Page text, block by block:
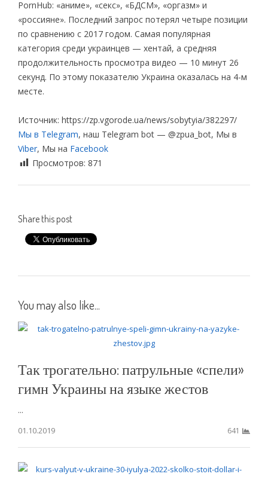
PornHub: «аниме», «секс», «БДСМ», «оргазм» и
«россияне». Последний запрос потерял четыре позиции
по сравнению с 2017 годом. Самая популярная
категория среди украинцев — хентай, а средняя
продолжительность просмотра видео — 10 минут 26
секунд. По этому показателю Украина оказалась на 4-м
месте.
Источник: https://zp.vgorode.ua/news/sobytyia/382297/
Мы в Telegram, наш Telegram bot — @zpua_bot, Мы в
Viber, Мы на Facebook
Просмотров: 871
Share this post
You may also like...
Так трогательно: патрульные «спели»
гимн Украины на языке жестов
...
01.10.2019
641